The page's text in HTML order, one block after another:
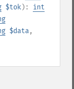
$tok): int
$data,